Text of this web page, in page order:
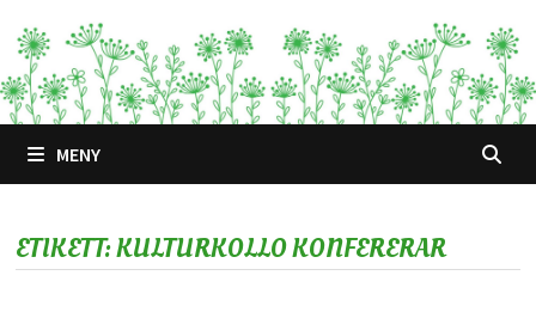
till
innehåll
MENY
ETIKETT:KULTURKOLLO KONFERERAR